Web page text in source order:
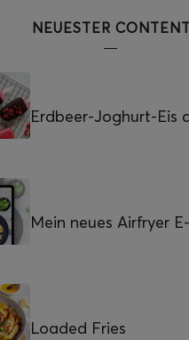
NEUESTER CONTENT
Erdbeer-Joghurt-Eis
Mein neues Airfryer
Loaded Fries